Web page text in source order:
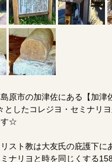
原市の加津佐にある【加津
としたコレジヨ・セミナリ
す☆
スト教は大友氏の庇護下
ナリヨと時を同じくする